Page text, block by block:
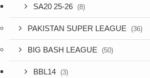
SA20 25-26 (8)
PAKISTAN SUPER LEAGUE (36)
BIG BASH LEAGUE (50)
BBL14 (3)